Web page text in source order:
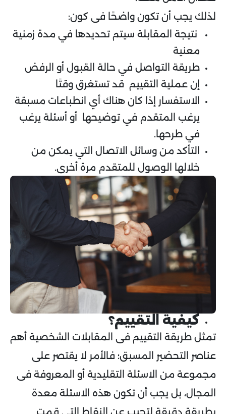
لذلك يجب أن تكون واضحًا فى كون:
نتيجة المقابلة سيتم تحديدها في مدة زمنية
معنية
طريقة التواصل في حالة القبول أو الرفض
إن عملية التقييم قد تستغرق وقتًا
الاستفسار إذا كان هناك أي انطباعات مسبقة
يرغب المتقدم في توضيحها أو أسئلة يرغب
في طرحها.
التأكد من وسائل الاتصال التي يمكن من
خلالها الوصول للمتقدم مرة أخرى.
كيفية التقييم؟
تمثل طريقة التقييم فى المقابلات الشخصية أهم
عناصر التحضير المسبق؛ فالأمر لا يقتصر على
مجموعة من الاسئلة التقليدية أو المعروفة فى
المجال، بل يجب أن تكون هذه الاسئلة معدة
بطريقة دقيقة لتجيب عن النقاط التي قمت